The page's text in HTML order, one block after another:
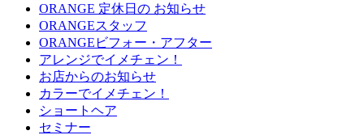
ORANGE 定休日の お知らせ
ORANGEスタッフ
ORANGEビフォー・アフター
アレンジでイメチェン！
お店からのお知らせ
カラーでイメチェン！
ショートヘア
セミナー